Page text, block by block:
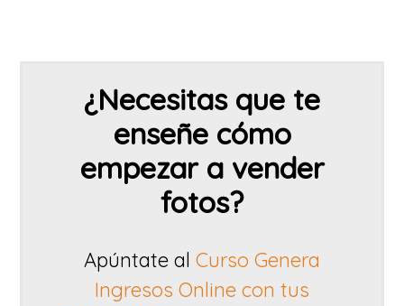
¿Necesitas que te
enseñe cómo
empezar a vender
fotos?
Apúntate al Curso Genera
Ingresos Online con tus